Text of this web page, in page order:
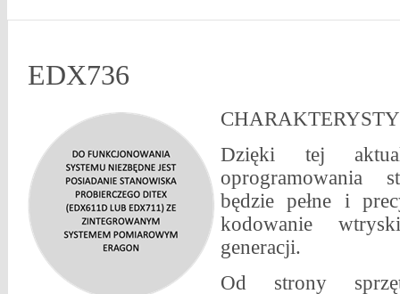
EDX736
Dzięki tej
oprogramowania
będzie pełne i
kodowanie
generacji.
Od strony